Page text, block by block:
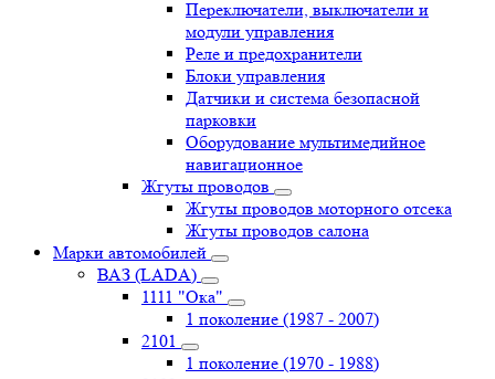
Переключатели, выключатели и
модули управления
Реле и предохранители
Блоки управления
Датчики и система безопасной
парковки
Оборудование мультимедийное
навигационное
Жгуты проводов
Жгуты проводов моторного отсека
Жгуты проводов салона
Марки автомобилей
ВАЗ (LADA)
1111 "Ока"
1 поколение (1987 - 2007)
2101
1 поколение (1970 - 1988)